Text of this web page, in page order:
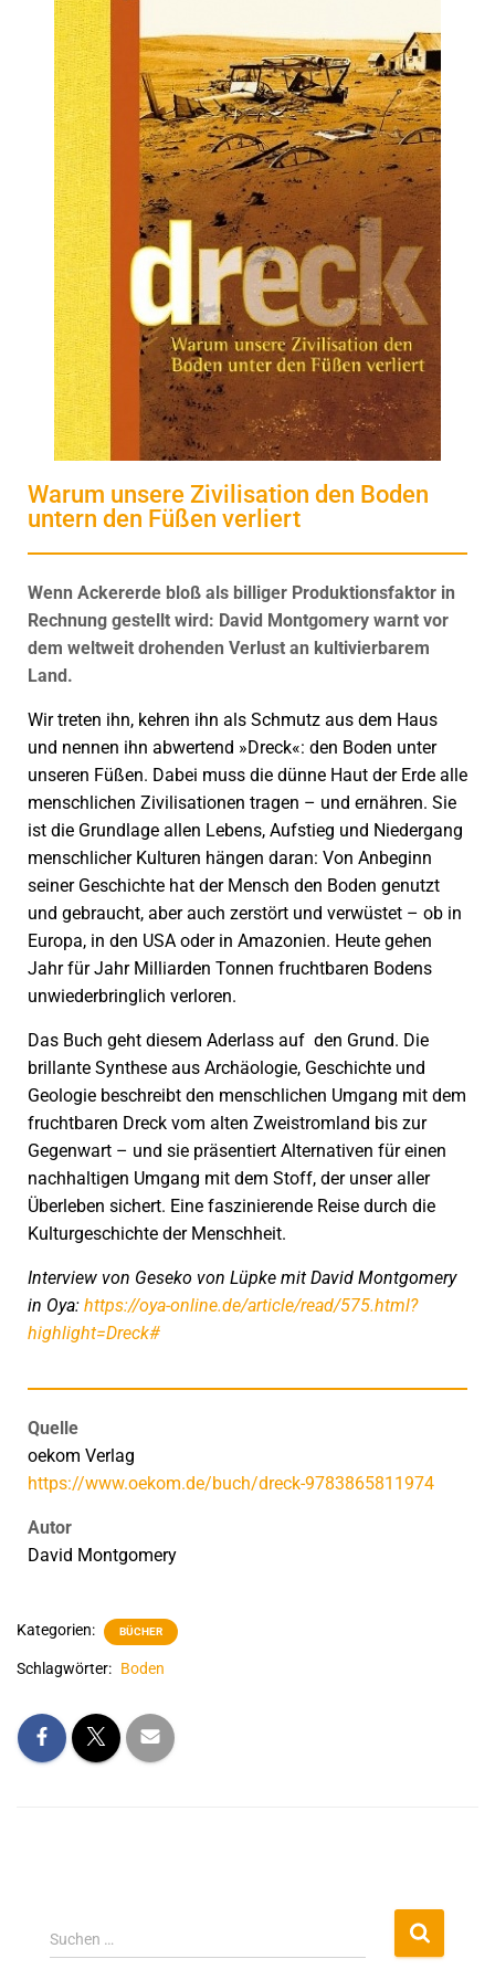
Warum unsere Zivilisation den Boden
untern den Füßen verliert
Wenn Ackererde bloß als billiger Produktionsfaktor in
Rechnung gestellt wird: David Montgomery warnt vor
dem weltweit drohenden Verlust an kultivierbarem
Land.
Wir treten ihn, kehren ihn als Schmutz aus dem Haus
und nennen ihn abwertend »Dreck«: den Boden unter
unseren Füßen. Dabei muss die dünne Haut der Erde alle
menschlichen Zivilisationen tragen – und ernähren. Sie
ist die Grundlage allen Lebens, Aufstieg und Niedergang
menschlicher Kulturen hängen daran: Von Anbeginn
seiner Geschichte hat der Mensch den Boden genutzt
und gebraucht, aber auch zerstört und verwüstet – ob in
Europa, in den USA oder in Amazonien. Heute gehen
Jahr für Jahr Milliarden Tonnen fruchtbaren Bodens
unwiederbringlich verloren.
Das Buch geht diesem Aderlass auf den Grund. Die
brillante Synthese aus Archäologie, Geschichte und
Geologie beschreibt den menschlichen Umgang mit dem
fruchtbaren Dreck vom alten Zweistromland bis zur
Gegenwart – und sie präsentiert Alternativen für einen
nachhaltigen Umgang mit dem Stoff, der unser aller
Überleben sichert. Eine faszinierende Reise durch die
Kulturgeschichte der Menschheit.
Interview von Geseko von Lüpke mit David Montgomery
in Oya: https://oya-online.de/article/read/575.html?
highlight=Dreck#
Quelle
oekom Verlag
https://www.oekom.de/buch/dreck-9783865811974
Autor
David Montgomery
Kategorien: BÜCHER
Schlagwörter: Boden
Suchen …